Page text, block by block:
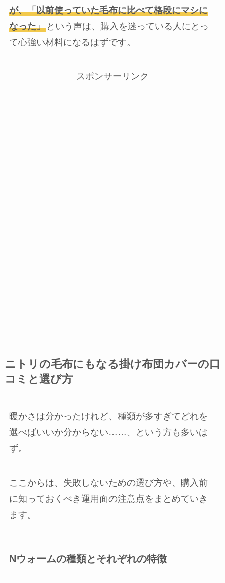
が、「以前使っていた毛布に比べて格段にマシに
なった」という声は、購入を迷っている人にとっ
て心強い材料になるはずです。
スポンサーリンク
ニトリの毛布にもなる掛け布団カバーの口
コミと選び方
暖かさは分かったけれど、種類が多すぎてどれを
選べばいいか分からない……、という方も多いは
ず。
ここからは、失敗しないための選び方や、購入前
に知っておくべき運用面の注意点をまとめていき
ます。
Nウォームの種類とそれぞれの特徴